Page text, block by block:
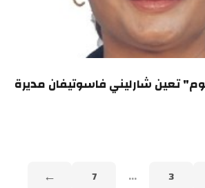
"إكس أس دوت كوم" تعين شارليني فاسوتيفان مديرة
3
...
7
←